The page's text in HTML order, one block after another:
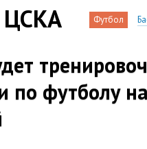
Футбол
по футболу